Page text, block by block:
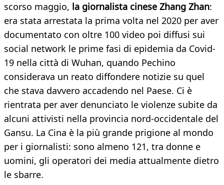
scorso maggio, la giornalista cinese Zhang Zhan:
era stata arrestata la prima volta nel 2020 per aver
documentato con oltre 100 video poi diffusi sui
social network le prime fasi di epidemia da Covid-
19 nella città di Wuhan, quando Pechino
considerava un reato diffondere notizie su quel
che stava davvero accadendo nel Paese. Ci è
rientrata per aver denunciato le violenze subite da
alcuni attivisti nella provincia nord-occidentale del
Gansu. La Cina è la più grande prigione al mondo
per i giornalisti: sono almeno 121, tra donne e
uomini, gli operatori dei media attualmente dietro
le sbarre.